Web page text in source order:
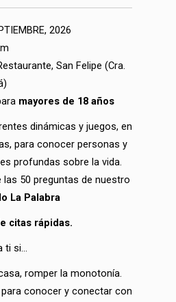
2026
San Felipe (Cra.
mayores de 18 años
dinámicas y juegos, en
para conocer personas y
profundas sobre la vida.
las 50 preguntas de nuestro
La Palabra
citas rápidas.
ti si…
romper la monotonía.
conocer y conectar con